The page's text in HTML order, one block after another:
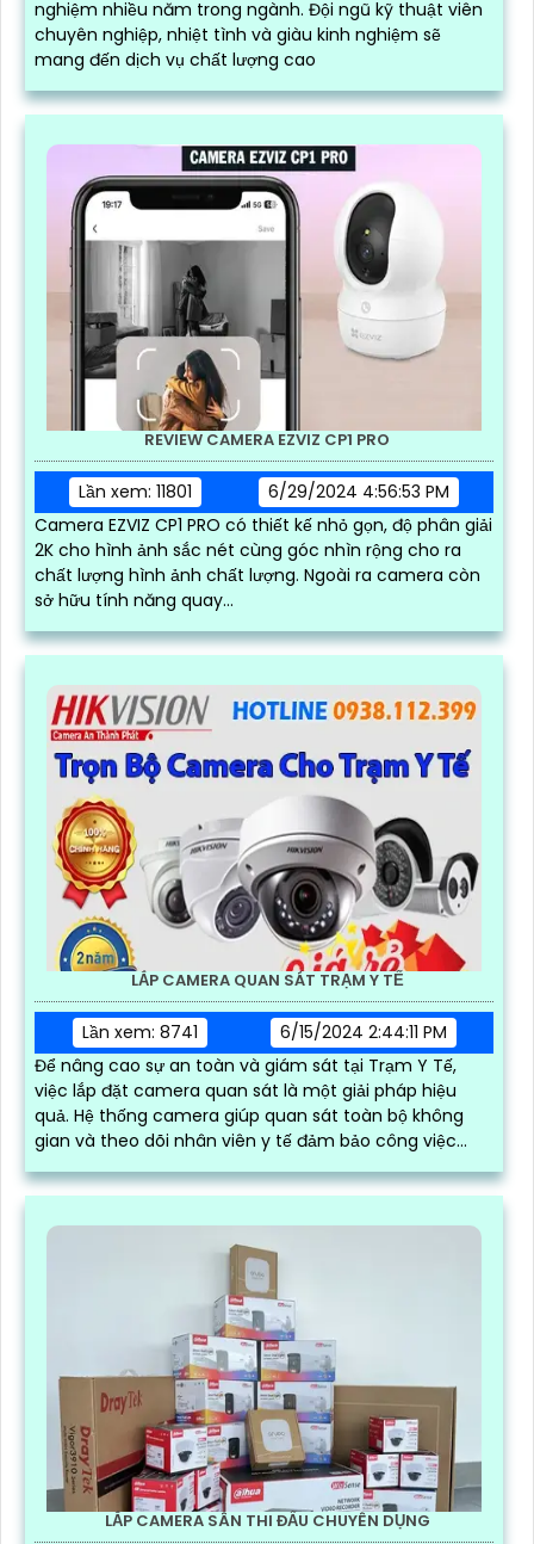
nghiệm nhiều năm trong ngành. Đội ngũ kỹ thuật viên
chuyên nghiệp, nhiệt tình và giàu kinh nghiệm sẽ
mang đến dịch vụ chất lượng cao
REVIEW CAMERA EZVIZ CP1 PRO
Lần xem: 11801
6/29/2024 4:56:53 PM
Camera EZVIZ CP1 PRO có thiết kế nhỏ gọn, độ phân giải
2K cho hình ảnh sắc nét cùng góc nhìn rộng cho ra
chất lượng hình ảnh chất lượng. Ngoài ra camera còn
sở hữu tính năng quay...
LẮP CAMERA QUAN SÁT TRẠM Y TẾ
Lần xem: 8741
6/15/2024 2:44:11 PM
Để nâng cao sự an toàn và giám sát tại Trạm Y Tế,
việc lắp đặt camera quan sát là một giải pháp hiệu
quả. Hệ thống camera giúp quan sát toàn bộ không
gian và theo dõi nhân viên y tế đảm bảo công việc
LẮP CAMERA SÂN THI ĐẤU CHUYÊN DỤNG